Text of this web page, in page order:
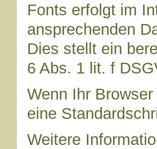
Fonts erfolgt im
ansprechenden
Dies stellt ein
6 Abs. 1 lit. f
Wenn Ihr
eine
Weitere